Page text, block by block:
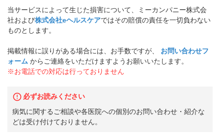
当サービスによって生じた損害について、ミーカンパニー株式会
社および株式会社eヘルスケアではその賠償の責任を一切負わない
ものとします。
掲載情報に誤りがある場合には、お手数ですが、
お問い合わせフ
ォーム からご連絡をいただけますようお願いいたします。
※お電話での対応は行っておりません
必ずお読みください
病気に関するご相談や各医院への個別のお問い合わせ・紹介な
どは受け付けておりません。